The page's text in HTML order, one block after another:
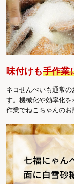
味付けも手作業
ネコせんべいも通常
す。機械化や効率化
作業でねこちゃんのお